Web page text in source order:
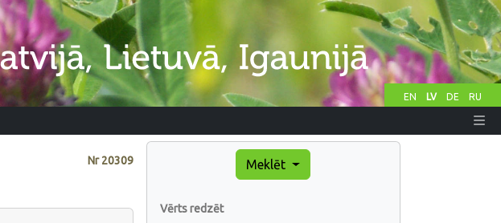
EN LV DE RU
Nr20309 Meklēt
Vērts redzēt